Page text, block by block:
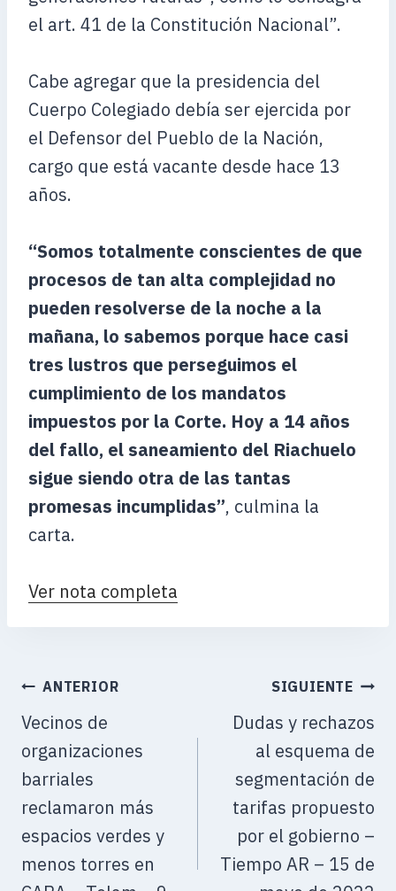
el art. 41 de la Constitución Nacional”.
Cabe agregar que la presidencia del
Cuerpo Colegiado debía ser ejercida por
el Defensor del Pueblo de la Nación,
cargo que está vacante desde hace 13
años.
“Somos totalmente conscientes de que
procesos de tan alta complejidad no
pueden resolverse de la noche a la
mañana, lo sabemos porque hace casi
tres lustros que perseguimos el
cumplimiento de los mandatos
impuestos por la Corte. Hoy a 14 años
del fallo, el saneamiento del Riachuelo
sigue siendo otra de las tantas
promesas incumplidas”, culmina la
carta.
Ver nota completa
ANTERIOR
Vecinos de
organizaciones
barriales
reclamaron más
espacios verdes y
menos torres en
SIGUIENTE
Dudas y rechazos
al esquema de
segmentación de
tarifas propuesto
por el gobierno –
Tiempo AR – 15 de